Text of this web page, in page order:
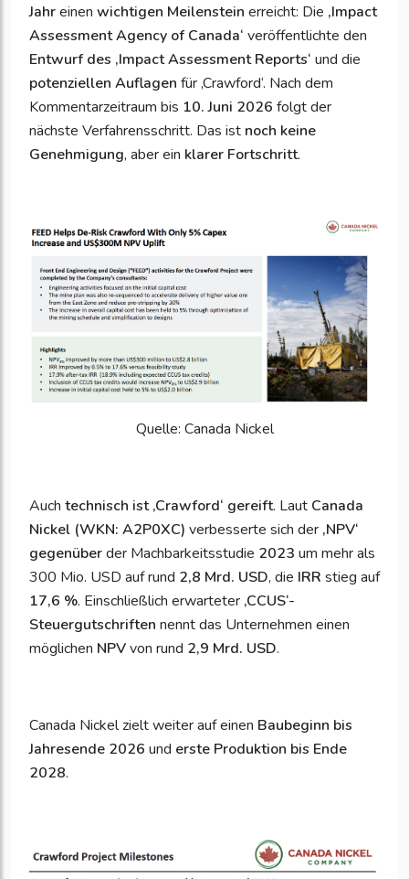
Jahreinen wichtigen Meilenstein erreicht: Die ‚Impact
Assessment Agency of Canada‘ veröffentlichte den
Entwurf des ‚Impact Assessment Reports‘ und die
potenziellen Auflagen für ‚Crawford‘. Nach dem
Kommentarzeitraum bis 10. Juni 2026 folgt der
nächste Verfahrensschritt. Das ist noch keine
Genehmigung, aber ein klarer Fortschritt.
Quelle: Canada Nickel
Auch technisch ist ‚Crawford‘ gereift. Laut Canada
Nickel (WKN: A2P0XC) verbesserte sich der ‚NPV‘
gegenüberder Machbarkeitsstudie 2023 um mehr als
300 Mio. USD auf rund 2,8 Mrd. USD, die IRR stieg auf
17,6 %. Einschließlich erwarteter ‚CCUS‘-
Steuergutschriften nennt das Unternehmen einen
möglichen NPVvon rund 2,9 Mrd. USD.
Canada Nickel zielt weiter auf einen Baubeginn bis
Jahresende 2026 und erste Produktion bis Ende
2028.